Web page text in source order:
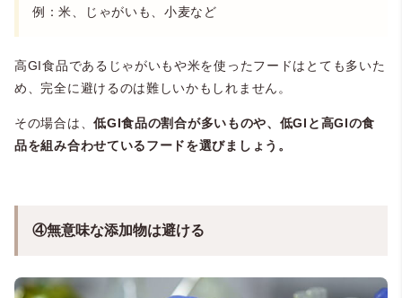
例：米、じゃがいも、小麦など
高GI食品であるじゃがいもや米を使ったフードはとても多いた
め、完全に避けるのは難しいかもしれません。
その場合は、低GI食品の割合が多いものや、低GIと高GIの食
品を組み合わせているフードを選びましょう。
④無意味な添加物は避ける